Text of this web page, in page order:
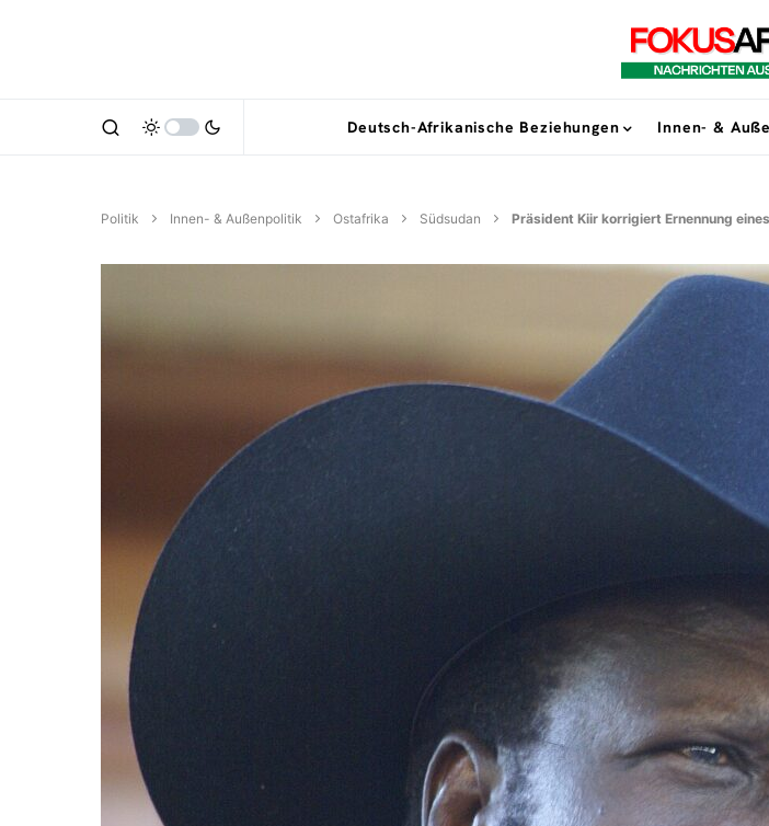
Deutsch-Afrikanische Beziehungen Innen- &
Politik Innen- & Außenpolitik Ostafrika Südsudan Präsident Kiir korrigiert Ernennung